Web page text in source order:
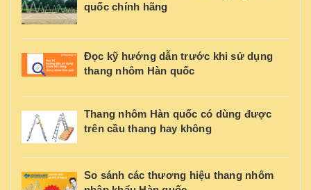
quốc chính hãng
Đọc kỹ hướng dẫn trước khi sử dụng
thang nhôm Hàn quốc
Thang nhôm Hàn quốc có dùng được
trên cầu thang hay không
So sánh các thương hiệu thang nhôm